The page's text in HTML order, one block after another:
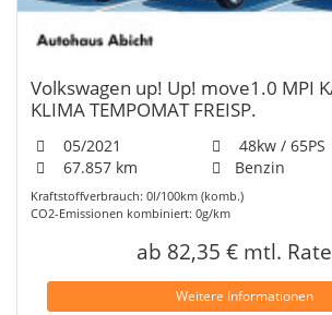
Volkswagen up! Up! move1.0 MPI
KLIMA TEMPOMAT FREISP.
05/2021
48kw / 65PS
67.857 km
Benzin
Kraftstoffverbrauch: 0l/100km (komb.)
CO2-Emissionen kombiniert: 0g/km
ab 82,35 € mtl. Rate
Weitere Informationen